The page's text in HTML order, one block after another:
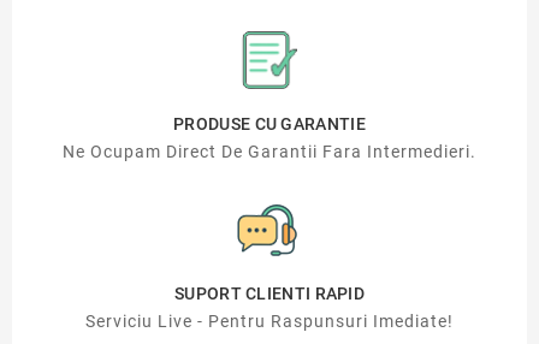
PRODUSE CU GARANTIE
Ne Ocupam Direct De Garantii Fara Intermedieri.
SUPORT CLIENTI RAPID
Serviciu Live - Pentru Raspunsuri Imediate!